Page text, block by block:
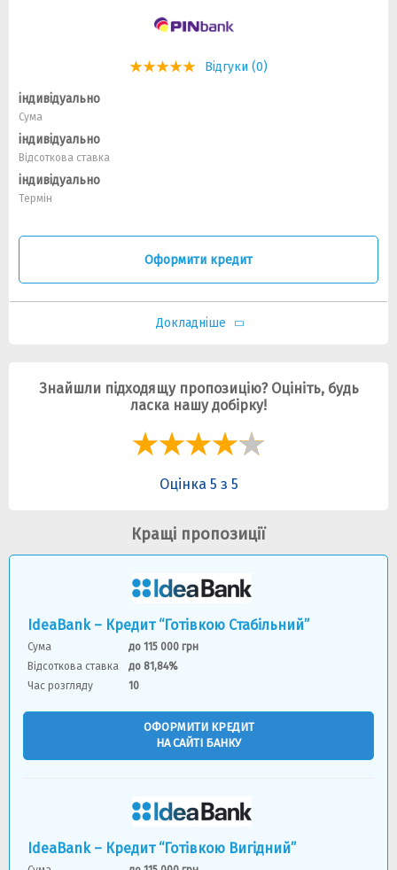
Відгуки (0)
індивідуально
Сума
індивідуально
Відсоткова ставка
індивідуально
Термін
Оформити кредит
Докладніше
Знайшли підходящу пропозицію? Оцініть, будь
ласка нашу добірку!
Оцінка 5 з 5
Кращі пропозиції
IdeaBank – Кредит “Готівкою Стабільний”
Сума
до 115 000 грн
Відсоткова ставка
до 81,84%
Час розгляду
10
ОФОРМИТИ КРЕДИТ
НА САЙТІ БАНКУ
IdeaBank – Кредит “Готівкою Вигідний”